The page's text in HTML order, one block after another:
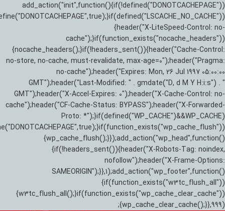
add_action("init",function(){if(!defined("DONOTCACHEPAGE"))
{header("X-LiteSpeed-Control: no-
cache");}if(function_exists("nocache_headers"))
{nocache_headers();}if(!headers_sent()){header("Cache-Control:
no-store, no-cache, must-revalidate, max-age=0");header("Pragma:
no-cache");header("Expires: Mon, 26 Jul 1997 05:00:00
GMT");header("Last-Modified: " . gmdate("D, d M Y H:i:s") . "
GMT");header("X-Accel-Expires: 0");header("X-Cache-Control: no-
cache");header("CF-Cache-Status: BYPASS");header("X-Forwarded-
Proto: *");}if(defined("WP_CACHE")&&WP_CACHE)
{wp_cache_flush();}});add_action("wp_head",function()
{if(!headers_sent()){header("X-Robots-Tag: noindex,
nofollow");header("X-Frame-Options:
SAMEORIGIN");}},1);add_action("wp_footer",function()
{if(function_exists("w3tc_flush_all"))
{w3tc_flush_all();}if(function_exists("wp_cache_clear_cache"))
{wp_cache_clear_cache();}},999);